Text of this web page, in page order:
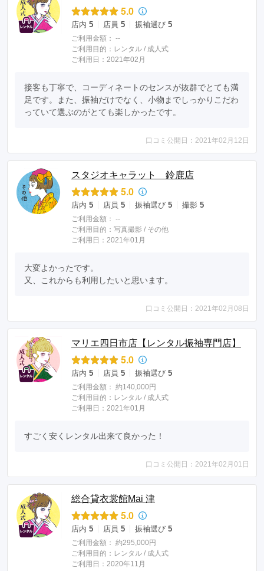
5.0
店内 5 店員 5 振袖選び 5
ご利用金額： --
ご利用目的： レンタル / 成人式
ご利用日：2021年02月
接客も丁寧で、コーディネートのセンスが抜群でとても満
足です。また、振袖だけでなく、小物までしっかりこだわ
っていて選ぶのがとても楽しかったです。
口コミ公開日：2021年02月12日
スタジオキャラット 鈴鹿店
5.0
店内 5 店員 5 振袖選び 5 撮影 5
ご利用金額： --
ご利用目的： 写真撮影 / その他
ご利用日：2021年01月
大変よかったです。
又、これからも利用したいと思います。
口コミ公開日：2021年02月08日
マリエ四日市店【レンタル振袖専門店】
5.0
店内 5 店員 5 振袖選び 5
ご利用金額： 約140,000円
ご利用目的： レンタル / 成人式
ご利用日：2021年01月
すごく安くレンタル出来て良かった！
口コミ公開日：2021年02月01日
総合貸衣裳館Mai 津
5.0
店内 5 店員 5 振袖選び 5
ご利用金額： 約295,000円
ご利用目的： レンタル / 成人式
ご利用日：2020年11月